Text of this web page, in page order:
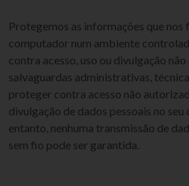
Protegemos as informações que nos
computador num ambiente
contra acesso, uso ou divulgação
salvaguardas administrativas,
proteger contra acesso não
divulgação de dados pessoais no
entanto, nenhuma transmissão de
sem fio pode ser garantida.